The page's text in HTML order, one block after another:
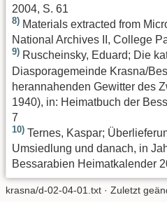
2004, S. 61
8) Materials extracted from
National Archives II, College
9) Ruscheinsky, Eduard; Die
Diasporagemeinde Krasna/
herannahenden Gewitter des
1940), in: Heimatbuch der
7
10) Ternes, Kaspar;
Umsiedlung und danach, in
Bessarabien Heimatkalender
krasna/d-02-04-01.txt · Zuletzt